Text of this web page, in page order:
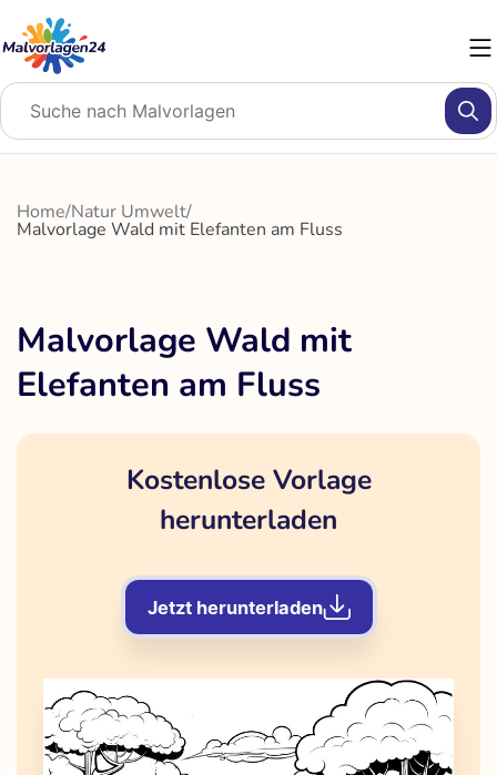
Inhalt
springen
Home/Natur Umwelt/
Malvorlage Wald mit Elefanten am Fluss
Malvorlage Wald mit
Elefanten am Fluss
Kostenlose Vorlage
herunterladen
Jetzt herunterladen